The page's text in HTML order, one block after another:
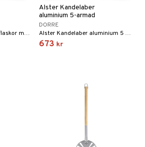
Tage Flaskback för 6st flaskor med smideshandtag och öppnare.
Alster Kandelaber
aluminium 5-armad
DORRE
Alster Kandelaber aluminium 5 armar.
673 kr